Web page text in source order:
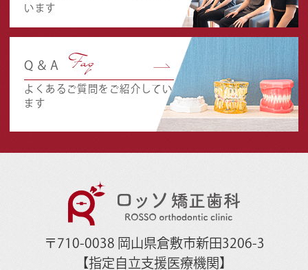
います
Q＆A Faq
よくあるご質問をご紹介してい
ます
〒710-0038 岡山県倉敷市新田3206-3
【指定自立支援医療機関】